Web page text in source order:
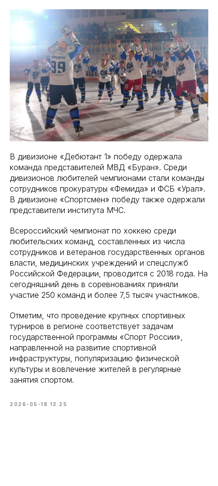
В дивизионе «Дебютант 1» победу одержала
команда представителей МВД «Буран». Среди
дивизионов любителей чемпионами стали команды
сотрудников прокуратуры «Фемида» и ФСБ «Урал».
В дивизионе «Спортсмен» победу также одержали
представители института МЧС.
Всероссийский чемпионат по хоккею среди
любительских команд, составленных из числа
сотрудников и ветеранов государственных органов
власти, медицинских учреждений и спецслужб
Российской Федерации, проводится с 2018 года. На
сегодняшний день в соревнованиях приняли
участие 250 команд и более 7,5 тысяч участников.
Отметим, что проведение крупных спортивных
турниров в регионе соответствует задачам
государственной программы «Спорт России»,
направленной на развитие спортивной
инфраструктуры, популяризацию физической
культуры и вовлечение жителей в регулярные
занятия спортом.
2026-05-18 13:25